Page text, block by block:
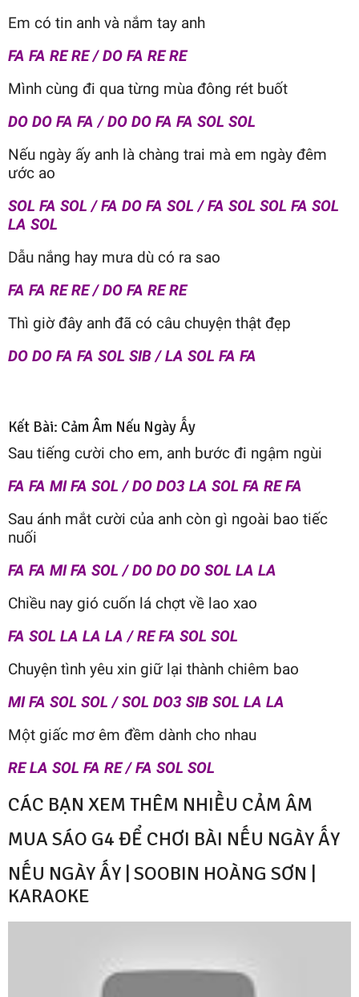
Em có tin anh và nắm tay anh
FA FA RE RE / DO FA RE RE
Mình cùng đi qua từng mùa đông rét buốt
DO DO FA FA / DO DO FA FA SOL SOL
Nếu ngày ấy anh là chàng trai mà em ngày đêm
ước ao
SOL FA SOL / FA DO FA SOL / FA SOL SOL FA SOL
LA SOL
Dẫu nắng hay mưa dù có ra sao
FA FA RE RE / DO FA RE RE
Thì giờ đây anh đã có câu chuyện thật đẹp
DO DO FA FA SOL SIB / LA SOL FA FA
Kết Bài: Cảm Âm Nếu Ngày Ấy
Sau tiếng cười cho em, anh bước đi ngậm ngùi
FA FA MI FA SOL / DO DO3 LA SOL FA RE FA
Sau ánh mắt cười của anh còn gì ngoài bao tiếc
nuối
FA FA MI FA SOL / DO DO DO SOL LA LA
Chiều nay gió cuốn lá chợt về lao xao
FA SOL LA LA LA / RE FA SOL SOL
Chuyện tình yêu xin giữ lại thành chiêm bao
MI FA SOL SOL / SOL DO3 SIB SOL LA LA
Một giấc mơ êm đềm dành cho nhau
RE LA SOL FA RE / FA SOL SOL
CÁC BẠN XEM THÊM NHIỀU CẢM ÂM
MUA SÁO G4 ĐỂ CHƠI BÀI NẾU NGÀY ẤY
NẾU NGÀY ẤY | SOOBIN HOÀNG SƠN |
KARAOKE